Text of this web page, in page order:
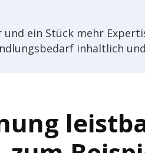
ein Stück mehr
inhalt­lich